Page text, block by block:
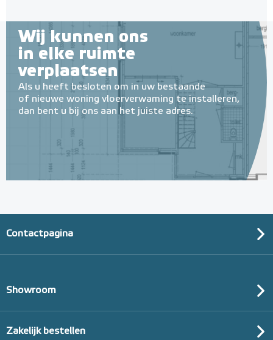
Wij kunnen ons
in elke ruimte
verplaatsen
Als u heeft besloten om in uw bestaande
of nieuwe woning vloerverwaming te installeren,
dan bent u bij ons aan het juiste adres.
Contactpagina
Showroom
Zakelijk bestellen